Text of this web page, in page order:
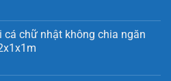
cá chữ nhật không chia ngăn